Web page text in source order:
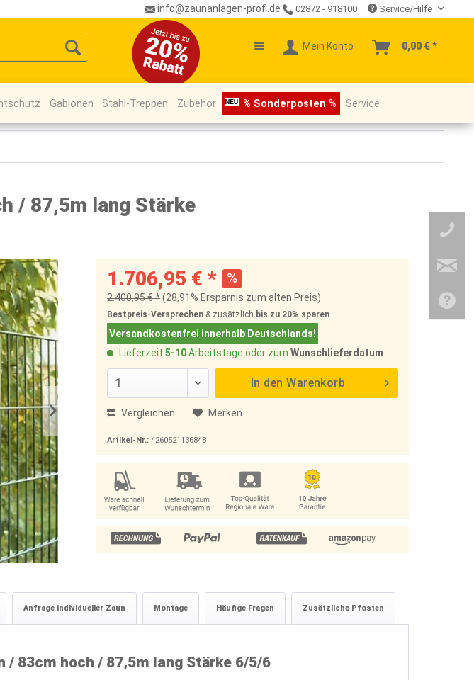
info@zaunanlagen-profi.de 02872 - 918100 Service/Hilfe
Mein Konto 0,00 € *
Gabionen Stahl-Treppen Zubehör % Sonderposten % Service
/ 87,5m lang Stärke
1.706,95 € *
2.400,95 € *(28,91% Ersparnis zum alten Preis)
Bestpreis-Versprechen & zusätzlich bis zu 20% sparen
Versandkostenfrei innerhalb Deutschlands!
Lieferzeit5-10Arbeitstage oder zumWunschlieferdatum
In den Warenkorb
Vergleichen Merken
Artikel-Nr.:4260521136848
Anfrage individueller Zaun Montage Häufige Fragen Zusätzliche Pfosten
83cm hoch / 87,5m lang Stärke 6/5/6